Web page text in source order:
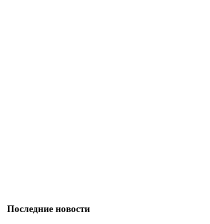
Последние новости